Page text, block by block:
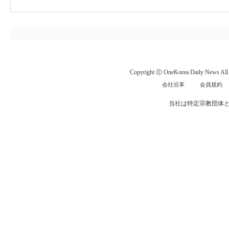
Copyright ⓒ OneKorea Daily News All
会社沿革 会員規約
当社は特定宗教団体